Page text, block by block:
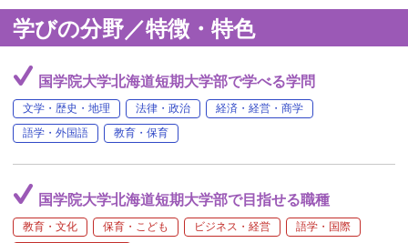
学びの分野／特徴・特色
国学院大学北海道短期大学部で学べる学問
文学・歴史・地理 法律・政治
経済・経営・商学
語学・外国語
教育・保育
国学院大学北海道短期大学部で目指せる職種
教育・文化 保育・こども ビジネス・経営
語学・国際